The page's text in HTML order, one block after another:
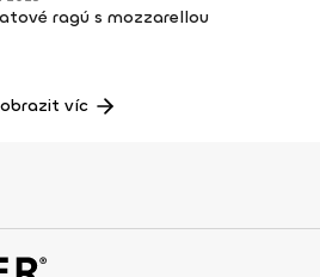
ragú s mozzarellou
víc